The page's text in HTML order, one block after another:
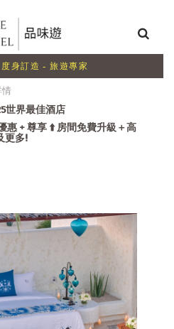
身訂造 - 旅遊專家
世界最佳酒店
惠 + 尊享 ⬆️ 房間免費升級＋高
更多!